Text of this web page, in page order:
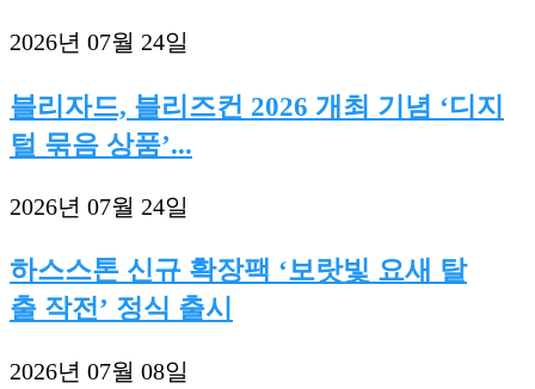
2026년 07월 24일
블리자드, 블리즈컨 2026 개최 기념 ‘디지
털 묶음 상품’...
2026년 07월 24일
하스스톤 신규 확장팩 ‘보랏빛 요새 탈
출 작전’ 정식 출시
2026년 07월 08일